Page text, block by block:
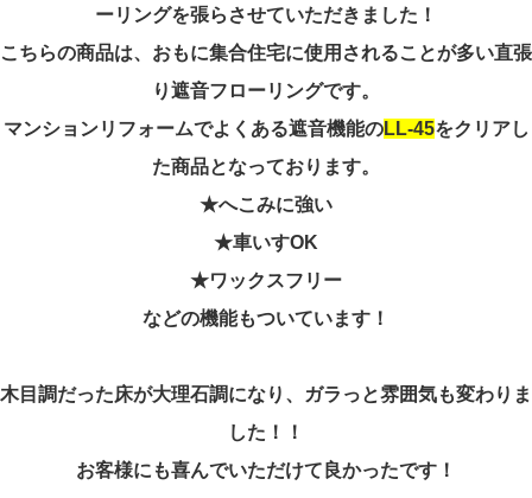
ーリングを張らさせていただきました！
こちらの商品は、おもに集合住宅に使用されることが多い直張
り遮音フローリングです。
マンションリフォームでよくある遮音機能のLL-45をクリアし
た商品となっております。
★へこみに強い
★車いすOK
★ワックスフリー
などの機能もついています！
木目調だった床が大理石調になり、ガラっと雰囲気も変わりま
した！！
お客様にも喜んでいただけて良かったです！